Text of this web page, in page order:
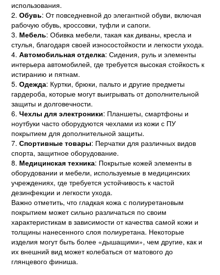
использования.
2. Обувь: От повседневной до элегантной обуви, включая
рабочую обувь, кроссовки, туфли и сапоги.
3. Мебель: Обивка мебели, такая как диваны, кресла и
стулья, благодаря своей износостойкости и легкости ухода.
4. Автомобильная отделка: Сидения, руль и элементы
интерьера автомобилей, где требуется высокая стойкость к
истиранию и пятнам.
5. Одежда: Куртки, брюки, пальто и другие предметы
гардероба, которые могут выигрывать от дополнительной
защиты и долговечности.
6. Чехлы для электроники: Планшеты, смартфоны и
ноутбуки часто оборудуются чехлами из кожи с ПУ
покрытием для дополнительной защиты.
7. Спортивные товары: Перчатки для различных видов
спорта, защитное оборудование.
8. Медицинская техника: Покрытые кожей элементы в
оборудовании и мебели, используемые в медицинских
учреждениях, где требуется устойчивость к частой
дезинфекции и легкости ухода.
Важно отметить, что гладкая кожа с полиуретановым
покрытием может сильно различаться по своим
характеристикам в зависимости от качества самой кожи и
толщины нанесенного слоя полиуретана. Некоторые
изделия могут быть более «дышащими», чем другие, как и
их внешний вид может колебаться от матового до
глянцевого финиша.